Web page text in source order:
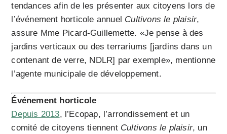
tendances afin de les présenter aux citoyens lors de
l’événement horticole annuel Cultivons le plaisir,
assure Mme Picard-Guillemette. «Je pense à des
jardins verticaux ou des terrariums [jardins dans un
contenant de verre, NDLR] par exemple», mentionne
l’agente municipale de développement.
Événement horticole
Depuis 2013, l’Ecopap, l’arrondissement et un
comité de citoyens tiennent Cultivons le plaisir, un